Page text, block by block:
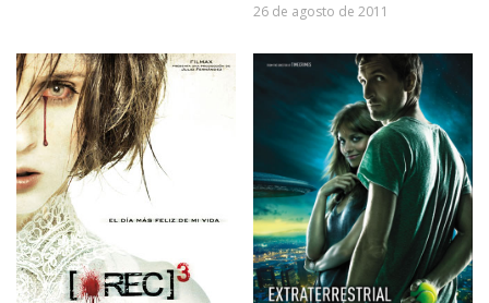
26 de agosto de 2011